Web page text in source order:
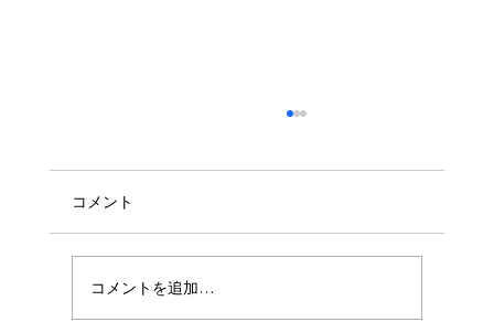
【写真撮影】 753
コメント
コメントを追加…